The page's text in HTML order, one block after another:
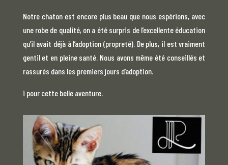
Notre chaton est encore plus beau que nous espérions, avec
une robe de qualité, on a été surpris de l’excellente éducation
qu’il avait déjà à l’adoption (propreté). De plus, il est vraiment
gentil et en pleine santé. Nous avons même été conseillés et
rassurés dans les premiers jours d’adoption.
i pour cette belle aventure.